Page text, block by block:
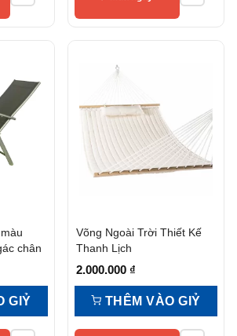
chân
GIỶ
Võng Ngoài Trời Thiết Kế
Thanh Lịch
2.000.000 ₫
THÊM VÀO GIỶ